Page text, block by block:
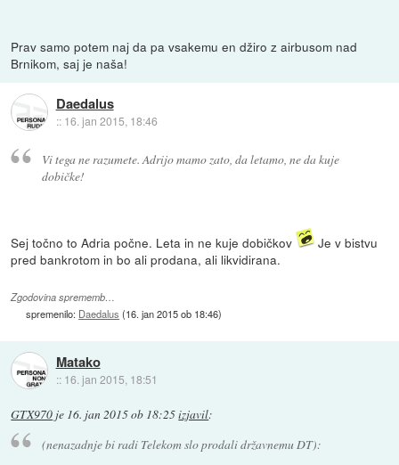
Prav samo potem naj da pa vsakemu en džiro z airbusom nad
Brnikom, saj je naša!
Daedalus
:: 16. jan 2015, 18:46
Vi tega ne razumete. Adrijo mamo zato, da letamo, ne da kuje
dobičke!
Sej točno to Adria počne. Leta in ne kuje dobičkov
Je v bistvu
pred bankrotom in bo ali prodana, ali likvidirana.
Zgodovina sprememb…
spremenilo: Daedalus (16. jan 2015 ob 18:46)
Matako
:: 16. jan 2015, 18:51
GTX970 je 16. jan 2015 ob 18:25izjavil:
(nenazadnje bi radi Telekom slo prodali državnemu DT):